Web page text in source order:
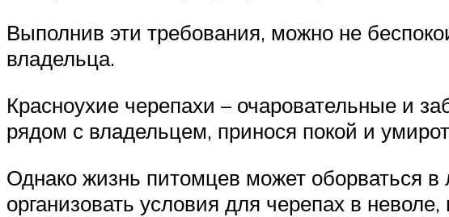
Выполнив эти требования, можно не
владельца.
Красноухие черепахи – очаровательные и
рядом с владельцем, принося покой и
Однако жизнь питомцев может оборваться
организовать условия для черепах в